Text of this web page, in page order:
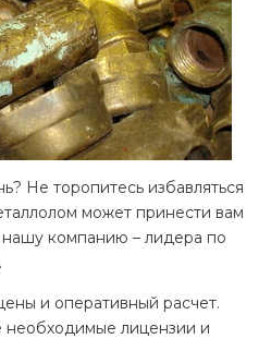
Не торопитесь избавляться
может принести вам
нашу компанию – лидера по
и оперативный расчет.
необходимые лицензии и